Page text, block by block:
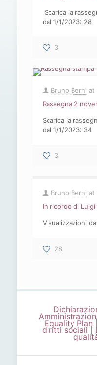
Scarica la
dal 1/1/2023: 28
3
Bruno Berni at
Rassegna 2
Scarica la
dal 1/1/2023: 34
3
Bruno Berni at
In ricordo di Luigi
Visualizzazioni
28
Equality Plan
diritti sociali